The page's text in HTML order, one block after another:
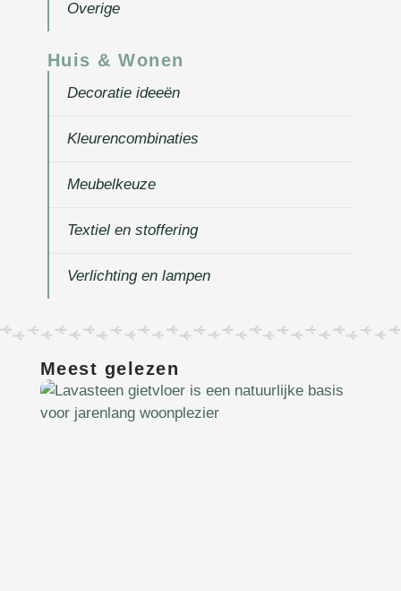
Huis & Wonen
Decoratie ideeën
Kleurencombinaties
Meubelkeuze
Textiel en stoffering
Verlichting en lampen
Overige
Meest gelezen